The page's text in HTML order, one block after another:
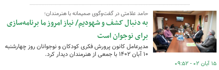
حامد علامتی در گفت‌وگوی صمیمانه با هنرمندان؛
به دنبال کشف و شهودیم/ نیاز امروز ما برنامه‌سازی
برای نوجوان است
مدیرعامل کانون پرورش فکری کودکان و نوجوانان روز چهارشنبه
۱۰ آبان ۱۴۰۲ با جمعی از هنرمندان دیدار کرد.
۱۵ آبان ۰۲ - ۰۹:۵۲